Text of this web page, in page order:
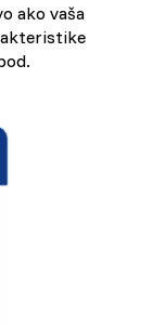
ako vaša